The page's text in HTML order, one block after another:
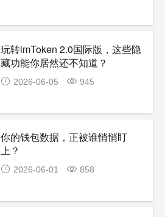
玩转imToken 2.0国际版，这些隐
藏功能你居然还不知道？
2026-06-05 945
你的钱包数据，正被谁悄悄盯
上？
2026-06-01 858